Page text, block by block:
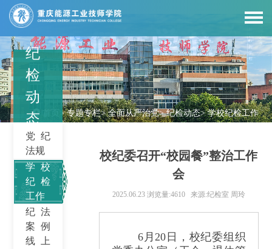
>专题专栏>全面从严治党>纪检动态>学校纪检工作
纪
检
动
态
党纪
法规
学校
纪检
工作
纪法
案例
线上
校纪委召开“校园餐”整治工作
会
2025.06.23 浏览量:4610 来源:纪检室 周玲
6月20日，校纪委组织